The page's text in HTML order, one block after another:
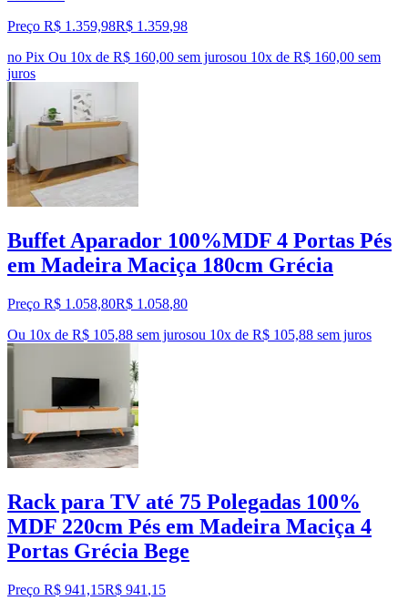
Preço R$ 1.359,98R$ 1.359,98
no Pix Ou 10x de R$ 160,00 sem jurosou 10x de R$ 160,00 sem
juros
Buffet Aparador 100%MDF 4 Portas Pés
em Madeira Maciça 180cm Grécia
Preço R$ 1.058,80R$ 1.058,80
Ou 10x de R$ 105,88 sem jurosou 10x de R$ 105,88 sem juros
Rack para TV até 75 Polegadas 100%
MDF 220cm Pés em Madeira Maciça 4
Portas Grécia Bege
Preço R$ 941,15R$ 941 ,15